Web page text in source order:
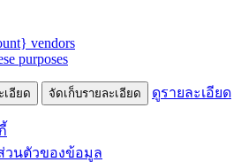
vendors
purposes
เอียด จัดเก็บรายละเอียด ดูรายละเอียด
วนตัวของข้อมูล